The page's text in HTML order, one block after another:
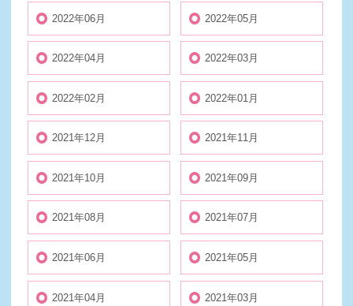
2022年06月 2022年05月
2022年04月 2022年03月
2022年02月 2022年01月
2021年12月 2021年11月
2021年10月 2021年09月
2021年08月 2021年07月
2021年06月 2021年05月
2021年04月 2021年03月